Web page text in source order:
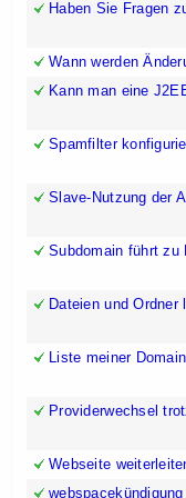
Haben Sie Fragen
Wann werden
Kann man eine
Spamfilter
Slave-Nutzung der
Subdomain führt zu
Dateien und
Liste meiner
Providerwechsel
Webseite
webspacekündigung